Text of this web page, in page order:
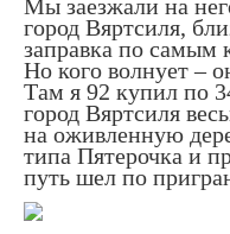
Мы заезжали на
город Вяртсиля,
заправка по самым
Но кого волнует –
Там я 92 купил по
город Вяртсиля
на оживленную
типа Пятерочка и
путь шел по